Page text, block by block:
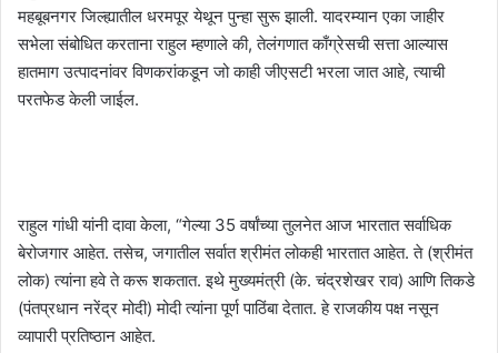
महबूबनगर जिल्ह्यातील धरमपूर येथून पुन्हा सुरू झाली. यादरम्यान एका जाहीर
सभेला संबोधित करताना राहुल म्हणाले की, तेलंगणात काँग्रेसची सत्ता आल्यास
हातमाग उत्पादनांवर विणकरांकडून जो काही जीएसटी भरला जात आहे, त्याची
परतफेड केली जाईल.
राहुल गांधी यांनी दावा केला, “गेल्या 35 वर्षांच्या तुलनेत आज भारतात सर्वाधिक
बेरोजगार आहेत. तसेच, जगातील सर्वात श्रीमंत लोकही भारतात आहेत. ते (श्रीमंत
लोक) त्यांना हवे ते करू शकतात. इथे मुख्यमंत्री (के. चंद्रशेखर राव) आणि तिकडे
(पंतप्रधान नरेंद्र मोदी) मोदी त्यांना पूर्ण पाठिंबा देतात. हे राजकीय पक्ष नसून
व्यापारी प्रतिष्ठान आहेत.